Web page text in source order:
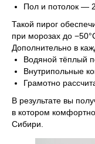
Пол и потолок —
Такой пирог
при морозах до
Дополнительно в
Водяной тёплый
Внутрипольные
Грамотно
В результате вы
в котором
Сибири.